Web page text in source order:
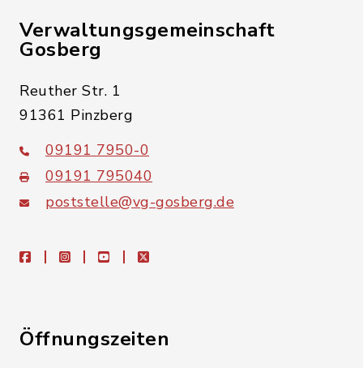
Verwaltungsgemeinschaft
Gosberg
Reuther Str. 1
91361 Pinzberg
09191 7950-0
09191 795040
poststelle@vg-gosberg.de
facebookinstagramyoutubeX
Öffnungszeiten